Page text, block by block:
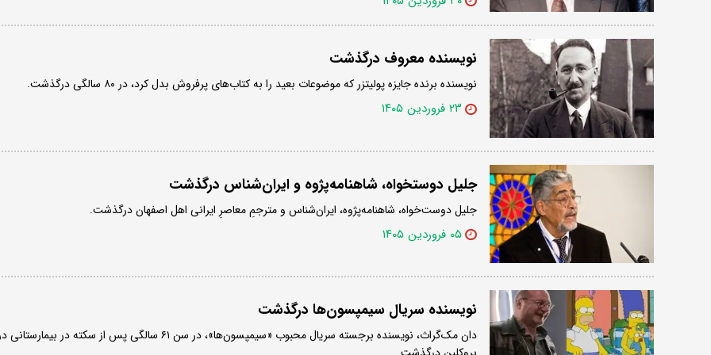
نویسنده معروف درگذشت
نویسنده برنده جایزه پولیتزر که موضوعات بعید را به کتاب‌های پرفروش بدل کرد، در ۸۰ سالگی درگذشت.
۲۳ فروردین ۱۴۰۵
جلیل دوستخواه، شاهنامه‌پژوه و ایران‌شناس درگذشت
جلیل دوست‌خواه، شاهنامه‌پژوه، ایران‌شناس و مترجمِ معاصرِ ایرانی اهل اصفهان درگذشت.
۰۵ فروردین ۱۴۰۵
نویسنده سریال سیمپسون‌ها درگذشت
دان مک‌گراث، نویسنده برجسته سریال محبوب «سیمپسون‌ها»، در سن ۶۱ سالگی پس از سکته در